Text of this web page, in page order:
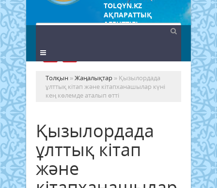
TOLQYN.KZ
АҚПАРАТТЫҚ
АГЕНТТІГІ
Толқын »Жаңалықтар » Қызылордада
ұлттық кітап және кітапханашылар күні
кең көлемде аталып өтті
Қызылордада
ұлттық кітап
және